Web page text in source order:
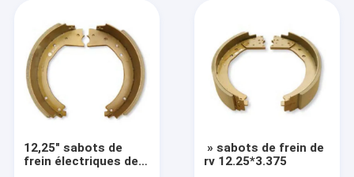
12,25" sabots de
frein électriques de
» sabots de frein de
rv 12.25*3.375